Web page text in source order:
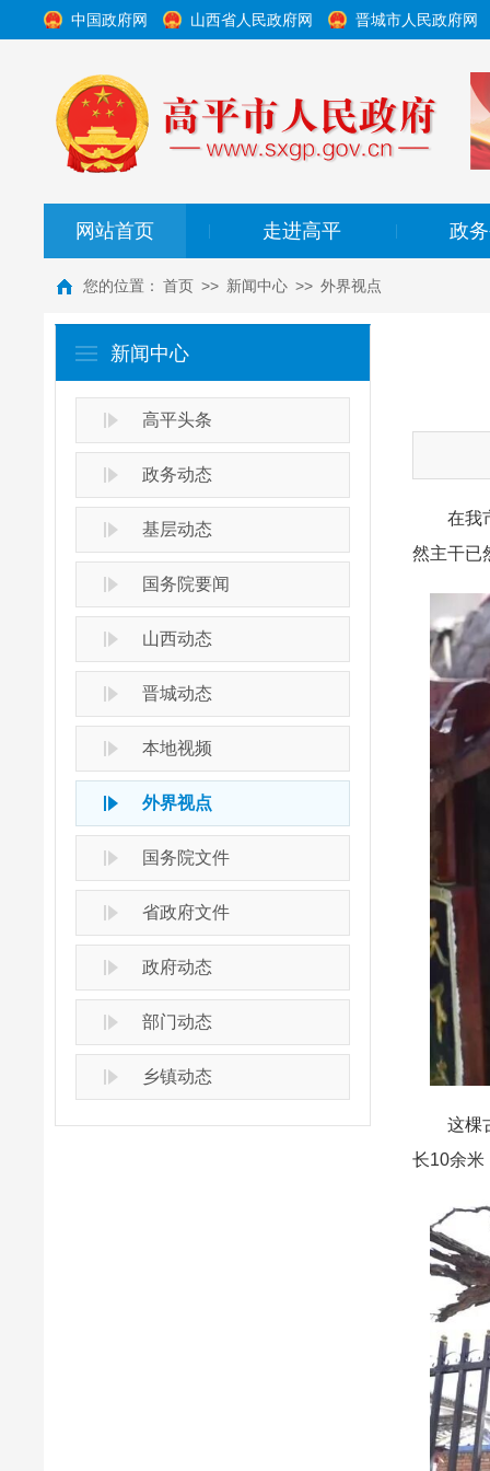
中国政府网 山西省人民政府网 晋城市人民政府网
网站首页 走进高平 政
您的位置： 首页 >> 新闻中心 >> 外界视点
新闻中心
高平头条
政务动态
基层动态
国务院要闻
山西动态
晋城动态
本地视频
外界视点
国务院文件
省政府文件
政府动态
部门动态
乡镇动态
在我市
然主干已
这棵古
长10余米